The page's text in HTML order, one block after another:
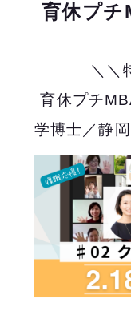
育休プチ
＼＼
育休プチ
学博士／静